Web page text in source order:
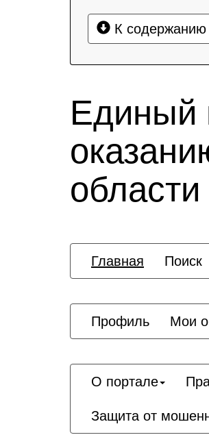
К содержанию
Единый
области
Главная Поиск
Профиль Мои
О портале
Защита от